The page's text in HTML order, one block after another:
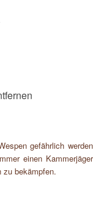
gefährlich werden
einen Kammerjäger
zu bekämpfen.